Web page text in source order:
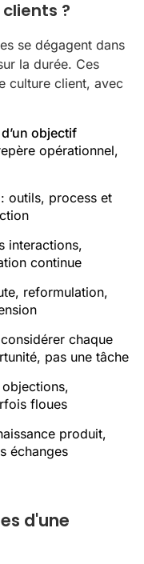
?
se dégagent dans
la durée. Ces
culture client, avec
objectif
opérationnel,
: outils, process et
interactions,
continue
reformulation,
chaque
pas une tâche
objections,
floues
produit,
échanges
d'une